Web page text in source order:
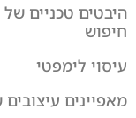
היבטים טכניים
חיפוש
עיסוי לימפטי
מאפיינים